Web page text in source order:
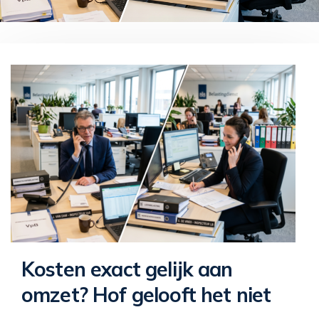
Kosten exact gelijk aan
omzet? Hof gelooft het niet